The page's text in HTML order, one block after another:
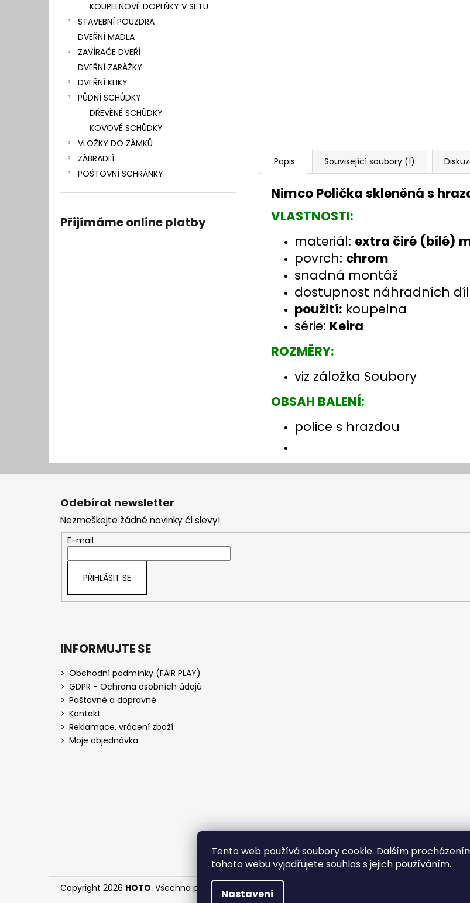
Tento web používá soubory cookie. Dalším
tohoto webu vyjadřujete souhlas s jejich používáním.
Nastavení
KOUPELNOVÉ DOPLŇKY V SETU
STAVEBNÍ POUZDRA
DVEŘNÍ MADLA
ZAVÍRAČE DVEŘÍ
DVEŘNÍ ZARÁŽKY
DVEŘNÍ KLIKY
PŮDNÍ SCHŮDKY
DŘEVĚNÉ SCHŮDKY
KOVOVÉ SCHŮDKY
VLOŽKY DO ZÁMKŮ
ZÁBRADLÍ
POŠTOVNÍ SCHRÁNKY
Přijímáme online platby
Popis Související soubory (1)
Nimco Polička skleněná s
VLASTNOSTI:
materiál: extra čiré (bílé)
povrch: chrom
snadná montáž
dostupnost náhradních
použití: koupelna
série: Keira
ROZMĚRY:
viz záložka Soubory
OBSAH BALENÍ:
police s hrazdou
Z
Odebírat newsletter
Nezmeškejte žádné novinky či slevy!
E-mail
PŘIHLÁSIT SE
INFORMUJTE SE
Obchodní podmínky (FAIR PLAY)
GDPR - Ochrana osobních údajů
Poštovné a dopravné
Kontakt
Reklamace, vrácení zboží
Moje objednávka
Dveřní kování Stavební pouzdro
Copyright 2026 HOTO. Všechna práva vyhrazena.